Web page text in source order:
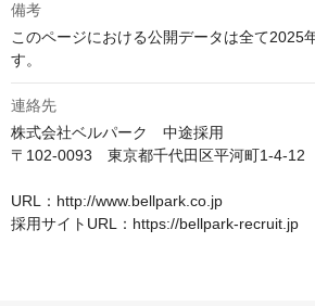
備考
このページにおける公開データは全て2025
す。
連絡先
株式会社ベルパーク　中途採用
〒102-0093　東京都千代田区平河町1-4-12
URL：http://www.bellpark.co.jp
採用サイトURL：https://bellpark-recruit.jp